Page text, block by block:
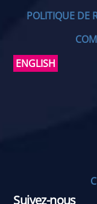
POLITIQUE DE
ENGLISH
Suivez-nous